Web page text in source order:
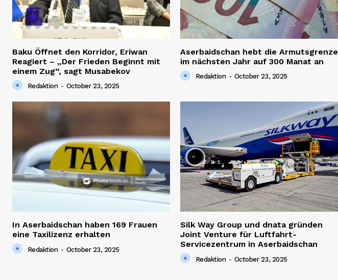
Baku Öffnet den Korridor, Eriwan
Reagiert – „Der Frieden Beginnt mit
einem Zug“, sagt Musabekov
Redaktion - October 23, 2025
Aserbaidschan hebt die Armutsgrenze
im nächsten Jahr auf 300 Manat an
Redaktion - October 23, 2025
In Aserbaidschan haben 169 Frauen
eine Taxilizenz erhalten
Redaktion - October 23, 2025
Silk Way Group und dnata gründen
Joint Venture für Luftfahrt-
Servicezentrum in Aserbaidschan
Redaktion - October 23, 2025